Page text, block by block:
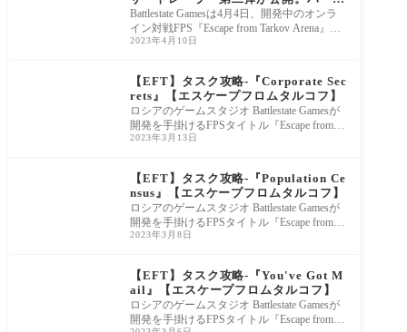
コアな世界はそのままにキルカメラな
ど便利な機能も搭載
Battlestate Gamesは4月4日、開発中のオンラ
イン対戦FPS『Escape from Tarkov Arena』に
ついて新たなティザートレーラーを公開し
2023年4月10日
【EFT】タスク攻略-『Corporate Sec
rets』【エスケープフロムタルコフ】
ロシアのゲームスタジオ Battlestate Gamesが
開発を手掛けるFPSタイトル『Escape from Ta
rkov(エスケープフロムタルコフ)』につい
2023年3月13日
【EFT】タスク攻略-『Population Ce
nsus』【エスケープフロムタルコフ】
ロシアのゲームスタジオ Battlestate Gamesが
開発を手掛けるFPSタイトル『Escape from Ta
rkov(エスケープフロムタルコフ)』につい
2023年3月8日
【EFT】タスク攻略-『You've Got M
ail』【エスケープフロムタルコフ】
ロシアのゲームスタジオ Battlestate Gamesが
開発を手掛けるFPSタイトル『Escape from Ta